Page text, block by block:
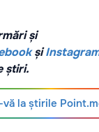
și
și
știri.
la știrile